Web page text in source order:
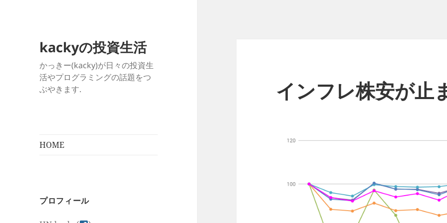
kackyの投資生活
かっきー(kacky)が日々の投資生
活やプログラミングの話題をつ
ぶやきます.
HOME
プロフィール
インフレ株安が止